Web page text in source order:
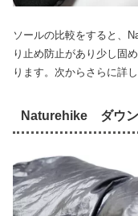
ソールの比較をすると、
り止め防止があり少し固
ります。次からさらに詳
Naturehike ダウ